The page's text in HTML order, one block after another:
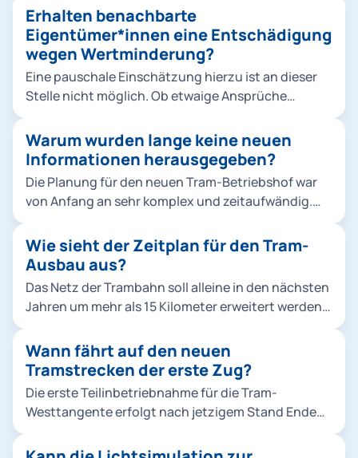
wichtig.
Druck auf die kommunalen Finanzen erhöht. Daher
wurde rund ein Drittel der vormals veranschlagten
Projektkosten eingespart. Der größte Posten
waren dabei die Abstellhallen. Keine Option wären
allerdings Einsparungen auf Kosten des
Schallschutzes.
Erhalten benachbarte
Eigentümer*innen eine Entschädigung
wegen Wertminderung?
Eine pauschale Einschätzung hierzu ist an dieser
Stelle nicht möglich. Ob etwaige Ansprüche
durch die Regierung von Oberbayern zeigen.
Warum wurden lange keine neuen
Informationen herausgegeben?
Die Planung für den neuen Tram-Betriebshof war
von Anfang an sehr komplex und zeitaufwändig.
Rahmenbedingungen neu begonnen werden. In
der ersten Planung zwischen 2015 und 2018 haben
durchgeführt. Zur aktuellen dritten Phase haben
wir regelmäßig gegenüber dem zuständigen
gerade im Falle von Umplanungen. Eine detaillierte
Unterrichtung der Anwohnenden sowie der
Öffentlichkeit war aus unserer Sicht erst bei einer
belastbaren Planungsreife sinnvoll, die mittlerweile
Wie sieht der Zeitplan für den Tram-
Ausbau aus?
Das Netz der Trambahn soll alleine in den nächsten
Jahren um mehr als 15 Kilometer erweitert werden.
Stadtteile und die bestehenden ÖPNV-Strecken
noch besser vernetzen und dazu beitragen, dass
die U-Bahn in der Innenstadt entlastet wird: Die
Tram-Westtangente verbindet fünf Stadtteile im
Münchner Westen. Sie vernetzt drei U-Bahnlinien
Wann fährt auf den neuen
Tramstrecken der erste Zug?
Die erste Teilinbetriebnahme für die Tram-
Westtangente erfolgt nach jetzigem Stand Ende